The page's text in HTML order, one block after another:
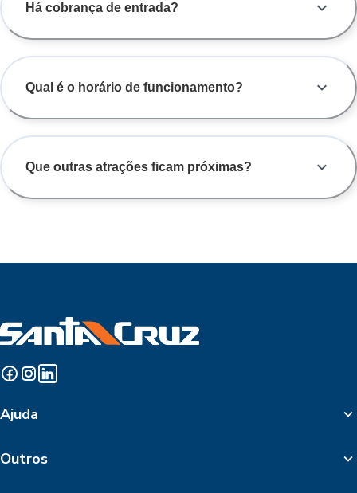
Há cobrança de entrada?
Qual é o horário de funcionamento?
Que outras atrações ficam próximas?
Ajuda
Outros